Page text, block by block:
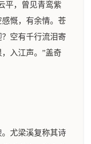
平，曾见青鸾紫
慨，有余情。苍
空有千行流泪寄
入江声。”盖奇
尤梁溪复称其诗